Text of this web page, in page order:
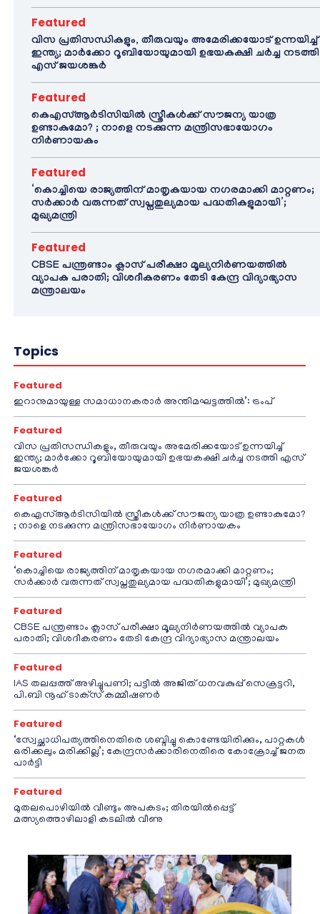
Featured
വിസ പ്രതിസന്ധികളും, തീരുവയും അമേരിക്കയോട് ഉന്നയിച്ച്
ഇന്ത്യ; മാർക്കോ റൂബിയോയുമായി ഉഭയകക്ഷി ചർച്ച നടത്തി
എസ് ജയശങ്കർ
Featured
കെഎസ്ആർടിസിയിൽ സ്ത്രീകൾക്ക് സൗജന്യ യാത്ര
ഉണ്ടാകുമോ? ; നാളെ നടക്കുന്ന മന്ത്രിസഭായോഗം
നിർണായകം
Featured
‘കൊച്ചിയെ രാജ്യത്തിന് മാതൃകയായ നഗരമാക്കി മാറ്റണം;
സർക്കാർ വരുന്നത് സ്വപ്നതുല്യമായ പദ്ധതികളുമായി’;
മുഖ്യമന്ത്രി
Featured
CBSE പന്ത്രണ്ടാം ക്ലാസ് പരീക്ഷാ മൂല്യനിർണയത്തിൽ
വ്യാപക പരാതി; വിശദീകരണം തേടി കേന്ദ്ര വിദ്യാഭ്യാസ
മന്ത്രാലയം
Topics
Featured
ഇറാനുമായുള്ള സമാധാനകരാർ അന്തിമഘട്ടത്തിൽ‌’: ട്രംപ്
Featured
വിസ പ്രതിസന്ധികളും, തീരുവയും അമേരിക്കയോട് ഉന്നയിച്ച്
ഇന്ത്യ; മാർക്കോ റൂബിയോയുമായി ഉഭയകക്ഷി ചർച്ച നടത്തി എസ്
ജയശങ്കർ
Featured
കെഎസ്ആർടിസിയിൽ സ്ത്രീകൾക്ക് സൗജന്യ യാത്ര ഉണ്ടാകുമോ?
; നാളെ നടക്കുന്ന മന്ത്രിസഭായോഗം നിർണായകം
Featured
‘കൊച്ചിയെ രാജ്യത്തിന് മാതൃകയായ നഗരമാക്കി മാറ്റണം;
സർക്കാർ വരുന്നത് സ്വപ്നതുല്യമായ പദ്ധതികളുമായി’; മുഖ്യമന്ത്രി
Featured
CBSE പന്ത്രണ്ടാം ക്ലാസ് പരീക്ഷാ മൂല്യനിർണയത്തിൽ വ്യാപക
പരാതി; വിശദീകരണം തേടി കേന്ദ്ര വിദ്യാഭ്യാസ മന്ത്രാലയം
Featured
IAS തലപ്പത്ത് അഴിച്ചുപണി; പട്ടീല്‍ അജിത് ധനവകുപ്പ് സെക്രട്ടറി,
പി.ബി നൂഹ് ടാക്‌സ് കമ്മീഷണര്‍
Featured
‘സ്വേച്ഛാധിപത്യത്തിനെതിരെ ശബ്ദിച്ചു കൊണ്ടേയിരിക്കും, പാറ്റകൾ
ഒരിക്കലും മരിക്കില്ല’; കേന്ദ്രസർക്കാരിനെതിരെ കോക്രോച്ച് ജനത
പാർട്ടി
Featured
മുതലപൊഴിയിൽ വീണ്ടും അപകടം; തിരയിൽപ്പെട്ട്
മത്സ്യത്തൊഴിലാളി കടലിൽ വീണു